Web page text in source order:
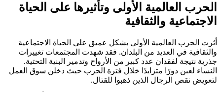
الحرب العالمية الأولى وتأثيرها على الحياة
الاجتماعية والثقافية
أثرت الحرب العالمية الأولى بشكل عميق على الحياة الاجتماعية
والثقافية في العديد من البلدان. فقد شهدت المجتمعات تغييرات
جذرية نتيجة لفقدان عدد كبير من الأرواح وتدمير البنية التحتية.
النساء لعبن دورًا متزايدًا خلال فترة الحرب حيث دخلن سوق العمل
لتعويض نقص الرجال الذين ذهبوا للقتال.